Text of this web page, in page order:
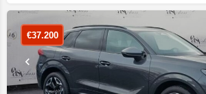
€37.200